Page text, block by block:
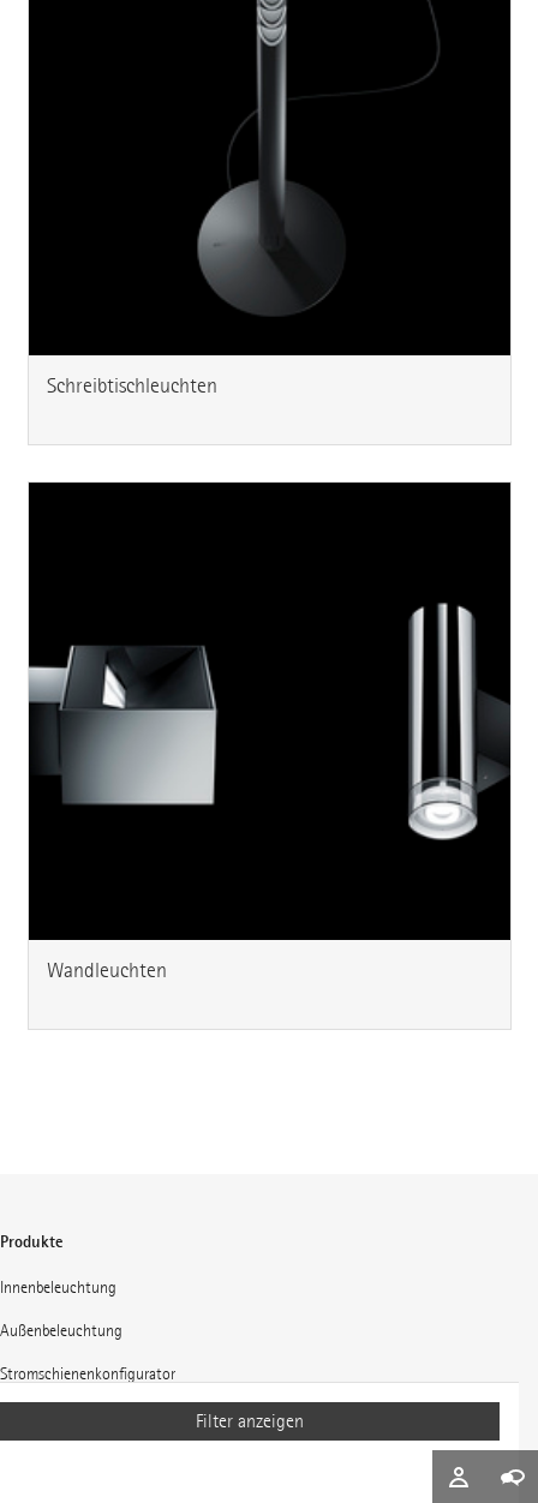
Filter anzeigen
Schreibtischleuchten
Wandleuchten
Produkte
Innenbeleuchtung
Außenbeleuchtung
Stromschienenkonfigurator